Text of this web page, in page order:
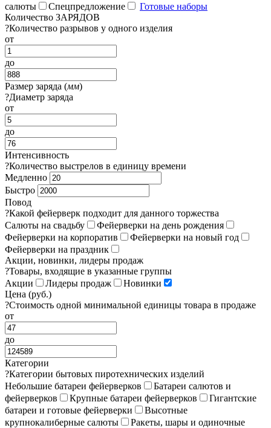
салюты
Спецпредложение
Готовые наборы
Количество ЗАРЯДОВ
?Количество разрывов у одного изделия
от
до
Размер заряда (мм)
?Диаметр заряда
от
до
Интенсивность
?Количество выстрелов в единицу времени
Медленно
Быстро
Повод
?Какой фейерверк подходит для данного торжества
Салюты на свадьбу
Фейерверки на день рождения
Фейерверки на корпоратив
Фейерверки на новый год
Фейерверки на праздник
Акции, новинки, лидеры продаж
?Товары, входящие в указанные группы
Акции
Лидеры продаж
Новинки
Цена (руб.)
?Стоимость одной минимальной единицы товара в продаже
от
до
Категории
?Категории бытовых пиротехнических изделий
Небольшие батареи фейерверков
Батареи салютов и
фейерверков
Крупные батареи фейерверков
Гигантские
батареи и готовые фейерверки
Высотные
крупнокалиберные салюты
Ракеты, шары и одиночные